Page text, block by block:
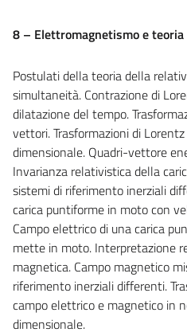
8 – Elettromagnetismo e
Postulati della teoria della
simultaneità. Contrazione di
dilatazione del tempo.
vettori. Trasformazioni di
dimensionale. Quadri-vettore
Invarianza relativistica della
sistemi di riferimento inerziali
carica puntiforme in moto con
Campo elettrico di una carica
mette in moto. Interpretazione
magnetica. Campo magnetico
riferimento inerziali differenti.
campo elettrico e magnetico in
dimensionale.